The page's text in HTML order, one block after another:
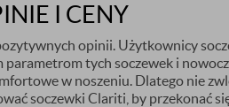
I CENY
opinii. Użytkownicy
tych soczewek i
w noszeniu. Dlatego nie
soczewki Clariti, by przekonać